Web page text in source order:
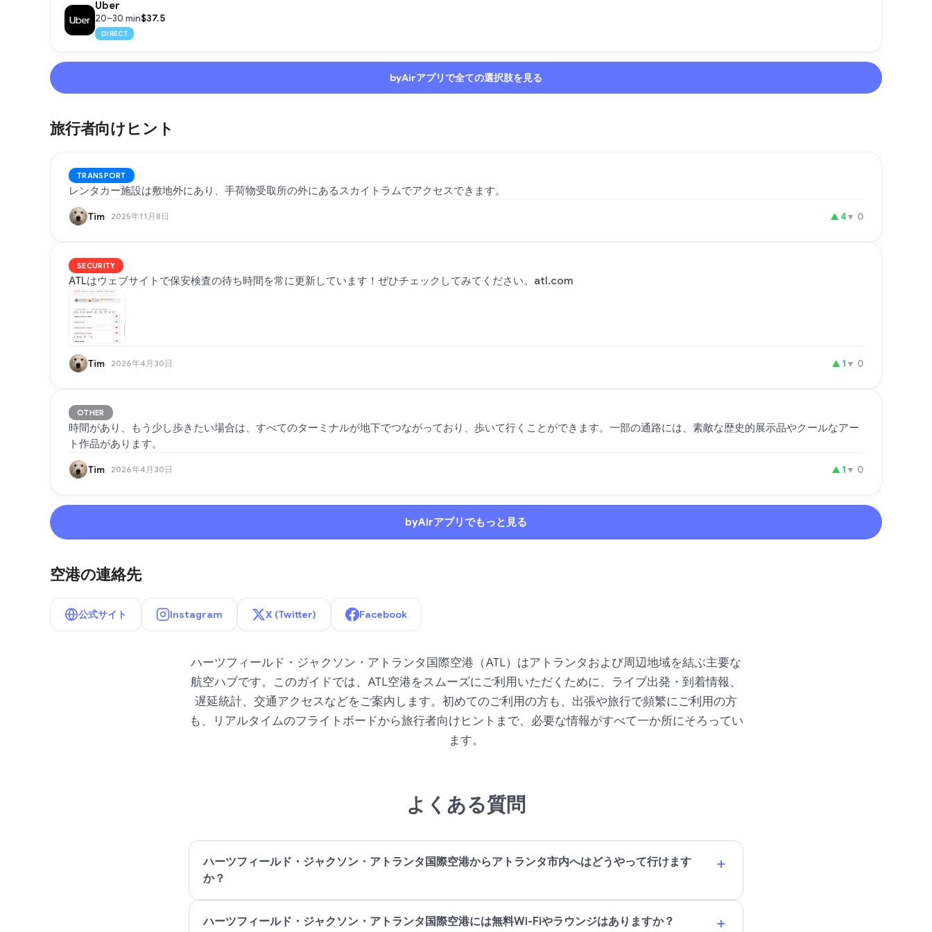
Uber
20–30 min$37.5
DIRECT
byAirアプリで全ての選択肢を見る
旅行者向けヒント
TRANSPORT
レンタカー施設は敷地外にあり、手荷物受取所の外にあるスカイトラムでアクセスできます。
Tim 2025年11月8日 ▲ 4▼ 0
SECURITY
ATLはウェブサイトで保安検査の待ち時間を常に更新しています！ぜひチェックしてみてください。atl.com
Tim 2026年4月30日 ▲ 1 ▼ 0
OTHER
時間があり、もう少し歩きたい場合は、すべてのターミナルが地下でつながっており、歩いて行くことができます。一部の通路には、素敵な歴史的展示品やクールなアー
ト作品があります。
Tim 2026年4月30日 ▲ 1 ▼ 0
byAirアプリでもっと見る
空港の連絡先
公式サイト Instagram X (Twitter) Facebook
ハーツフィールド・ジャクソン・アトランタ国際空港（ATL）はアトランタおよび周辺地域を結ぶ主要な
航空ハブです。このガイドでは、ATL空港をスムーズにご利用いただくために、ライブ出発・到着情報、
遅延統計、交通アクセスなどをご案内します。初めてのご利用の方も、出張や旅行で頻繁にご利用の方
も、リアルタイムのフライトボードから旅行者向けヒントまで、必要な情報がすべて一か所にそろってい
ます。
よくある質問
ハーツフィールド・ジャクソン・アトランタ国際空港からアトランタ市内へはどうやって行けます
か？
+
ハーツフィールド・ジャクソン・アトランタ国際空港には無料Wi-Fiやラウンジはありますか？ +